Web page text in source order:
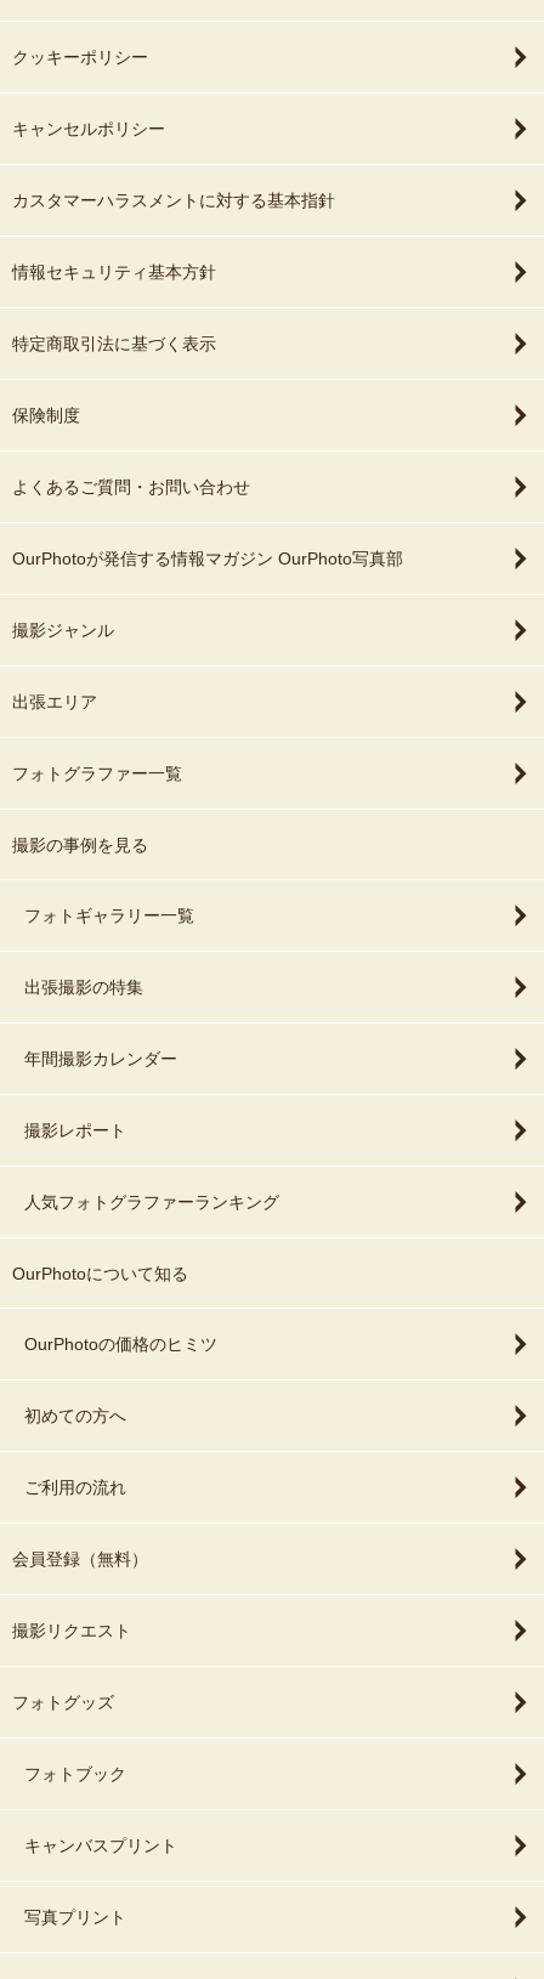
クッキーポリシー
キャンセルポリシー
カスタマーハラスメントに対する基本指針
情報セキュリティ基本方針
特定商取引法に基づく表示
保険制度
よくあるご質問・お問い合わせ
OurPhotoが発信する情報マガジン OurPhoto写真部
撮影ジャンル
出張エリア
フォトグラファー一覧
撮影の事例を見る
フォトギャラリー一覧
出張撮影の特集
年間撮影カレンダー
撮影レポート
人気フォトグラファーランキング
OurPhotoについて知る
OurPhotoの価格のヒミツ
初めての方へ
ご利用の流れ
会員登録（無料）
撮影リクエスト
フォトグッズ
フォトブック
キャンバスプリント
写真プリント